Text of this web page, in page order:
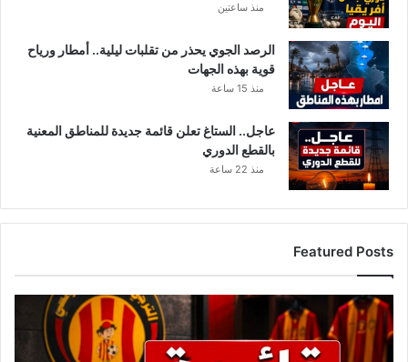
منذ ساعتين
الرصد الجوي يحذر من تقلبات ليلية.. أمطار ورياح
قوية بهذه الجهات
منذ 15 ساعة
عاجل.. الستاغ تعلن قائمة جديدة للمناطق المعنية
بالقطع الدوري
منذ 22 ساعة
Featured Posts
أسماء
كبيرة
تغادر